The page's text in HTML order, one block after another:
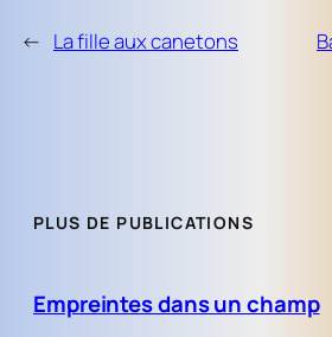
← La fille aux canetons
PLUS DE PUBLICATIONS
Empreintes dans un champ